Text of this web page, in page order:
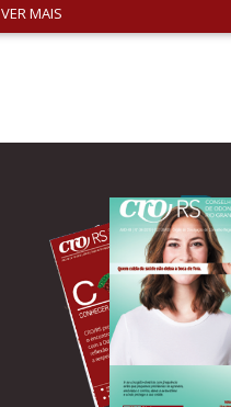
VER MAIS